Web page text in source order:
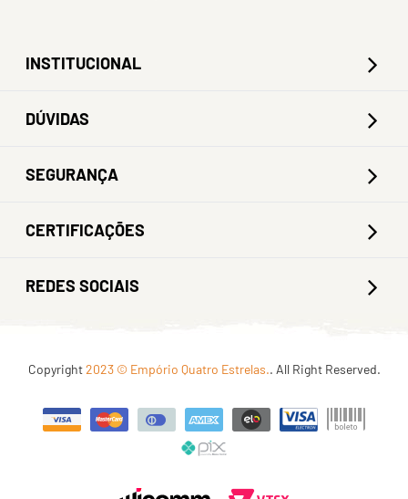
INSTITUCIONAL
DÚVIDAS
SEGURANÇA
CERTIFICAÇÕES
REDES SOCIAIS
Copyright2023 © Empório Quatro Estrelas.. All Right Reserved.